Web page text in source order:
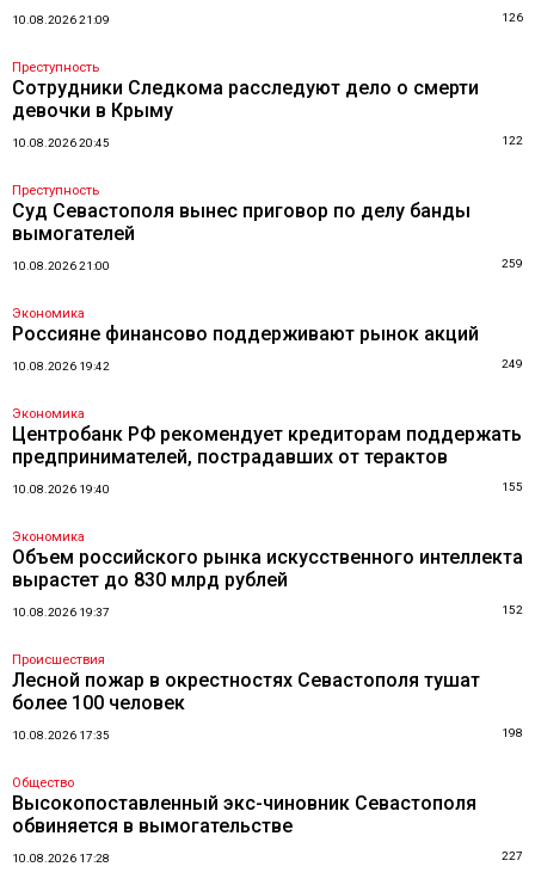
10.08.2026 21:09 126
Преступность
Сотрудники Следкома расследуют дело о смерти
девочки в Крыму
10.08.2026 20:45 122
Преступность
Суд Севастополя вынес приговор по делу банды
вымогателей
10.08.2026 21:00 259
Экономика
Россияне финансово поддерживают рынок акций
10.08.2026 19:42 249
Экономика
Центробанк РФ рекомендует кредиторам поддержать
предпринимателей, пострадавших от терактов
10.08.2026 19:40 155
Экономика
Объем российского рынка искусственного интеллекта
вырастет до 830 млрд рублей
10.08.2026 19:37 152
Происшествия
Лесной пожар в окрестностях Севастополя тушат
более 100 человек
10.08.2026 17:35 198
Общество
Высокопоставленный экс-чиновник Севастополя
обвиняется в вымогательстве
10.08.2026 17:28 227